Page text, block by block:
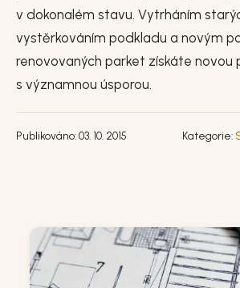
v dokonalém stavu. Vytrháním
vystěrkováním podkladu a novým
renovovaných parket získáte novou
s významnou úsporou.
Publikováno: 03. 10. 2015 Kategorie: